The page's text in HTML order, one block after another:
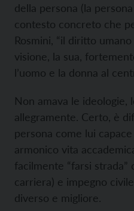
della persona (la
contesto concreto che
Rosmini, “il diritto
visione, la sua,
l’uomo e la donna al
Non amava le ideologie,
allegramente. Certo, è
persona come lui
armonico vita
facilmente “farsi strada”
carriera) e impegno
diverso e migliore.